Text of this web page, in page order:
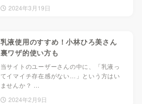
2024年3月19日
乳液使用のすすめ！小林ひろ美さん
裏ワザ的使い方も
当サイトのユーザーさんの中に、「乳液っ
てイマイチ存在感がない…」という方はい
ませんか？ ...
2024年2月9日